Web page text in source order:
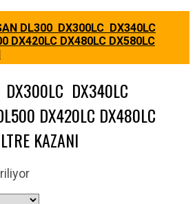
DL300 DX300LC DX340LC
DX420LC DX480LC DX580LC
DX300LC DX340LC
DX420LC DX480LC
KAZANI